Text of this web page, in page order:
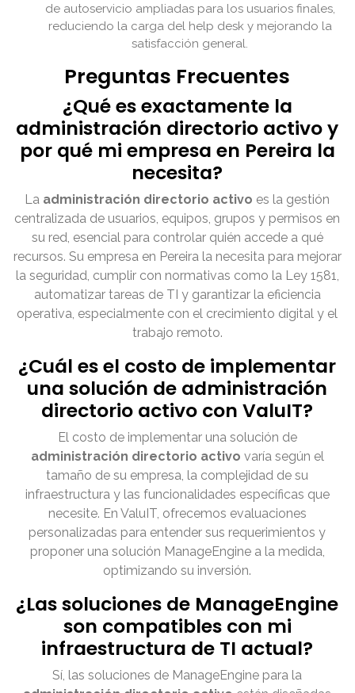
de autoservicio ampliadas para los usuarios finales,
reduciendo la carga del help desk y mejorando la
satisfacción general.
Preguntas Frecuentes
¿Qué es exactamente la
administración directorio activo y
por qué mi empresa en Pereira la
necesita?
La administración directorio activo es la gestión
centralizada de usuarios, equipos, grupos y permisos en
su red, esencial para controlar quién accede a qué
recursos. Su empresa en Pereira la necesita para mejorar
la seguridad, cumplir con normativas como la Ley 1581,
automatizar tareas de TI y garantizar la eficiencia
operativa, especialmente con el crecimiento digital y el
trabajo remoto.
¿Cuál es el costo de implementar
una solución de administración
directorio activo con ValuIT?
El costo de implementar una solución de
administración directorio activo varía según el
tamaño de su empresa, la complejidad de su
infraestructura y las funcionalidades específicas que
necesite. En ValuIT, ofrecemos evaluaciones
personalizadas para entender sus requerimientos y
proponer una solución ManageEngine a la medida,
optimizando su inversión.
¿Las soluciones de ManageEngine
son compatibles con mi
infraestructura de TI actual?
Sí, las soluciones de ManageEngine para la